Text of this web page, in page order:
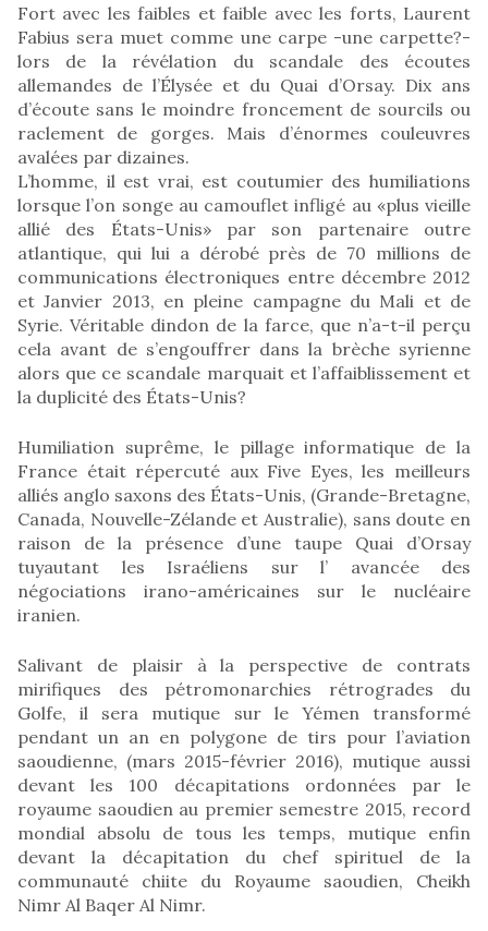
Fort avec les faibles et faible avec les forts, Laurent
Fabius sera muet comme une carpe -une carpette?-
lors de la révélation du scandale des écoutes
allemandes de l’Élysée et du Quai d’Orsay. Dix ans
d’écoute sans le moindre froncement de sourcils ou
raclement de gorges. Mais d’énormes couleuvres
avalées par dizaines.
L’homme, il est vrai, est coutumier des humiliations
lorsque l’on songe au camouflet infligé au «plus vieille
allié des États-Unis» par son partenaire outre
atlantique, qui lui a dérobé près de 70 millions de
communications électroniques entre décembre 2012
et Janvier 2013, en pleine campagne du Mali et de
Syrie. Véritable dindon de la farce, que n’a-t-il perçu
cela avant de s’engouffrer dans la brèche syrienne
alors que ce scandale marquait et l’affaiblissement et
la duplicité des États-Unis?
Humiliation suprême, le pillage informatique de la
France était répercuté aux Five Eyes, les meilleurs
alliés anglo saxons des États-Unis, (Grande-Bretagne,
Canada, Nouvelle-Zélande et Australie), sans doute en
raison de la présence d’une taupe Quai d’Orsay
tuyautant les Israéliens sur l’ avancée des
négociations irano-américaines sur le nucléaire
iranien.
Salivant de plaisir à la perspective de contrats
mirifiques des pétromonarchies rétrogrades du
Golfe, il sera mutique sur le Yémen transformé
pendant un an en polygone de tirs pour l’aviation
saoudienne, (mars 2015-février 2016), mutique aussi
devant les 100 décapitations ordonnées par le
royaume saoudien au premier semestre 2015, record
mondial absolu de tous les temps, mutique enfin
devant la décapitation du chef spirituel de la
communauté chiite du Royaume saoudien, Cheikh
Nimr Al Baqer Al Nimr.